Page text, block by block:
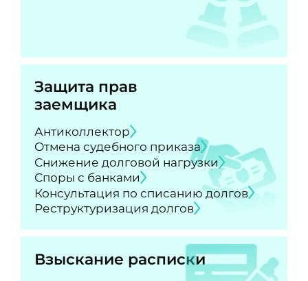
Защита прав
заемщика
Антиколлектор
Отмена судебного приказа
Снижение долговой нагрузки
Споры с банками
Консультация по списанию долгов
Реструктуризация долгов
Взыскание расписки